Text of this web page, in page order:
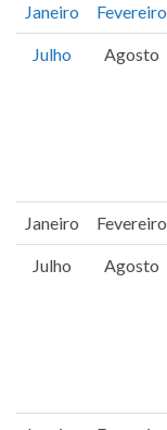
Janeiro Fevereiro
Julho Agosto
Janeiro Fevereiro
Julho Agosto